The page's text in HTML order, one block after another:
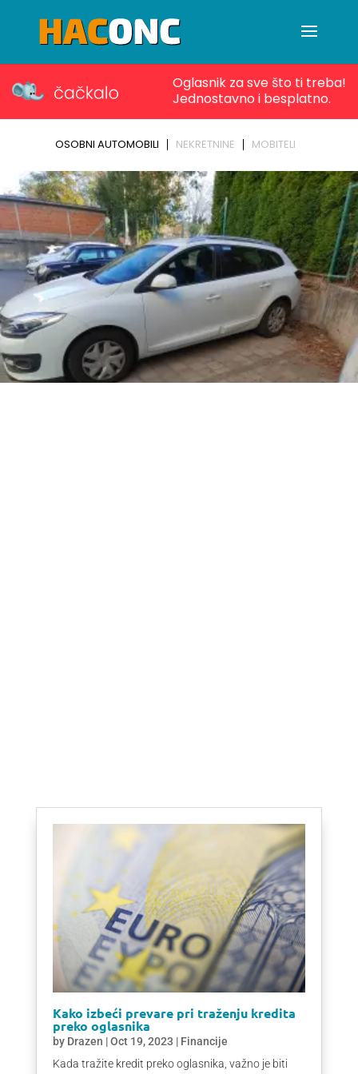
Kako izbeći prevare pri traženju kredita
preko oglasnika
by Drazen |Oct 19, 2023 | Financije
Kada tražite kredit preko oglasnika, važno je biti